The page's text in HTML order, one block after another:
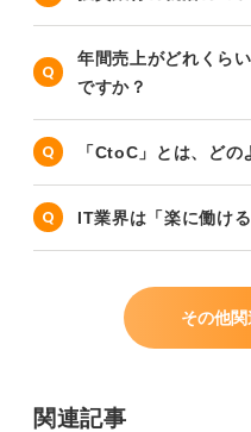
年間売上がどれくら
ですか？
「CtoC」とは、ど
IT業界は「楽に働け
その他
関連記事